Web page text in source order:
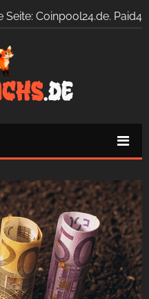
Seite: Coinpool24.de. Paid4
.de